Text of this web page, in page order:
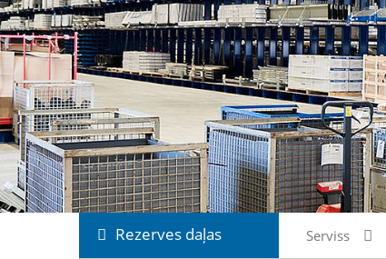
Rezerves daļas Serviss